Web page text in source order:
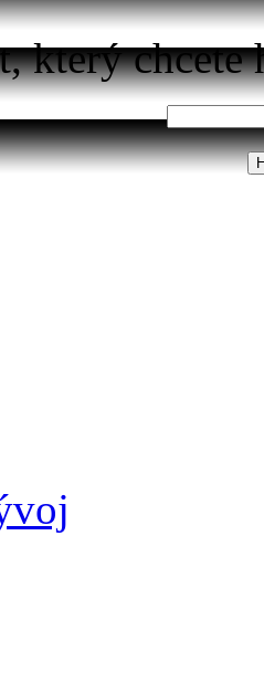
který chcete